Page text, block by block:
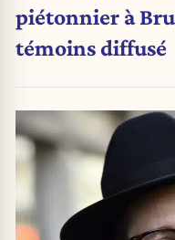
piétonnier à
témoins diffusé